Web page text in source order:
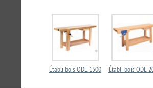
Établi bois ODE 1500 Établi bois ODE